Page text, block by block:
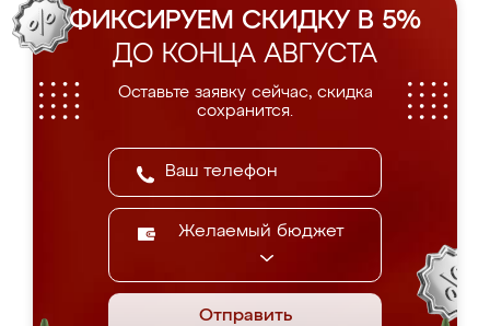
ФИКСИРУЕМ СКИДКУ В 5%
ДО КОНЦА АВГУСТА
Оставьте заявку сейчас, скидка
сохранится.
Желаемый бюджет
Отправить